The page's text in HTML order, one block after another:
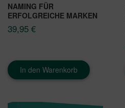
NAMING FÜR
ERFOLGREICHE MARKEN
39,95 €
In den Warenkorb